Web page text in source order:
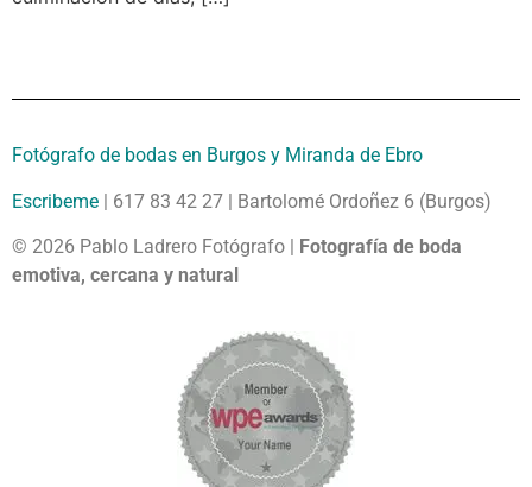
Fotógrafo de bodas en Burgos y Miranda de Ebro
Escribeme | 617 83 42 27 | Bartolomé Ordoñez 6 (Burgos)
© 2026 Pablo Ladrero Fotógrafo | Fotografía de boda
emotiva, cercana y natural